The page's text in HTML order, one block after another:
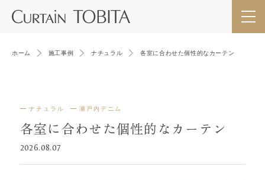
ホーム 施工事例 ナチュラル 各室に合わせた個性的なカーテン
ナチュラル 瀬戸内デニム
各室に合わせた個性的なカーテン
2026.08.07